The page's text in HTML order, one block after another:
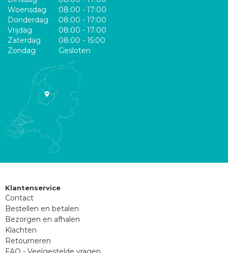
Woensdag
08:00 - 17:00
Donderdag
08:00 - 17:00
Vrijdag
08:00 - 17:00
Zaterdag
08:00 - 15:00
Zondag
Gesloten
Klantenservice
Contact
Bestellen en betalen
Bezorgen en afhalen
Klachten
Retourneren